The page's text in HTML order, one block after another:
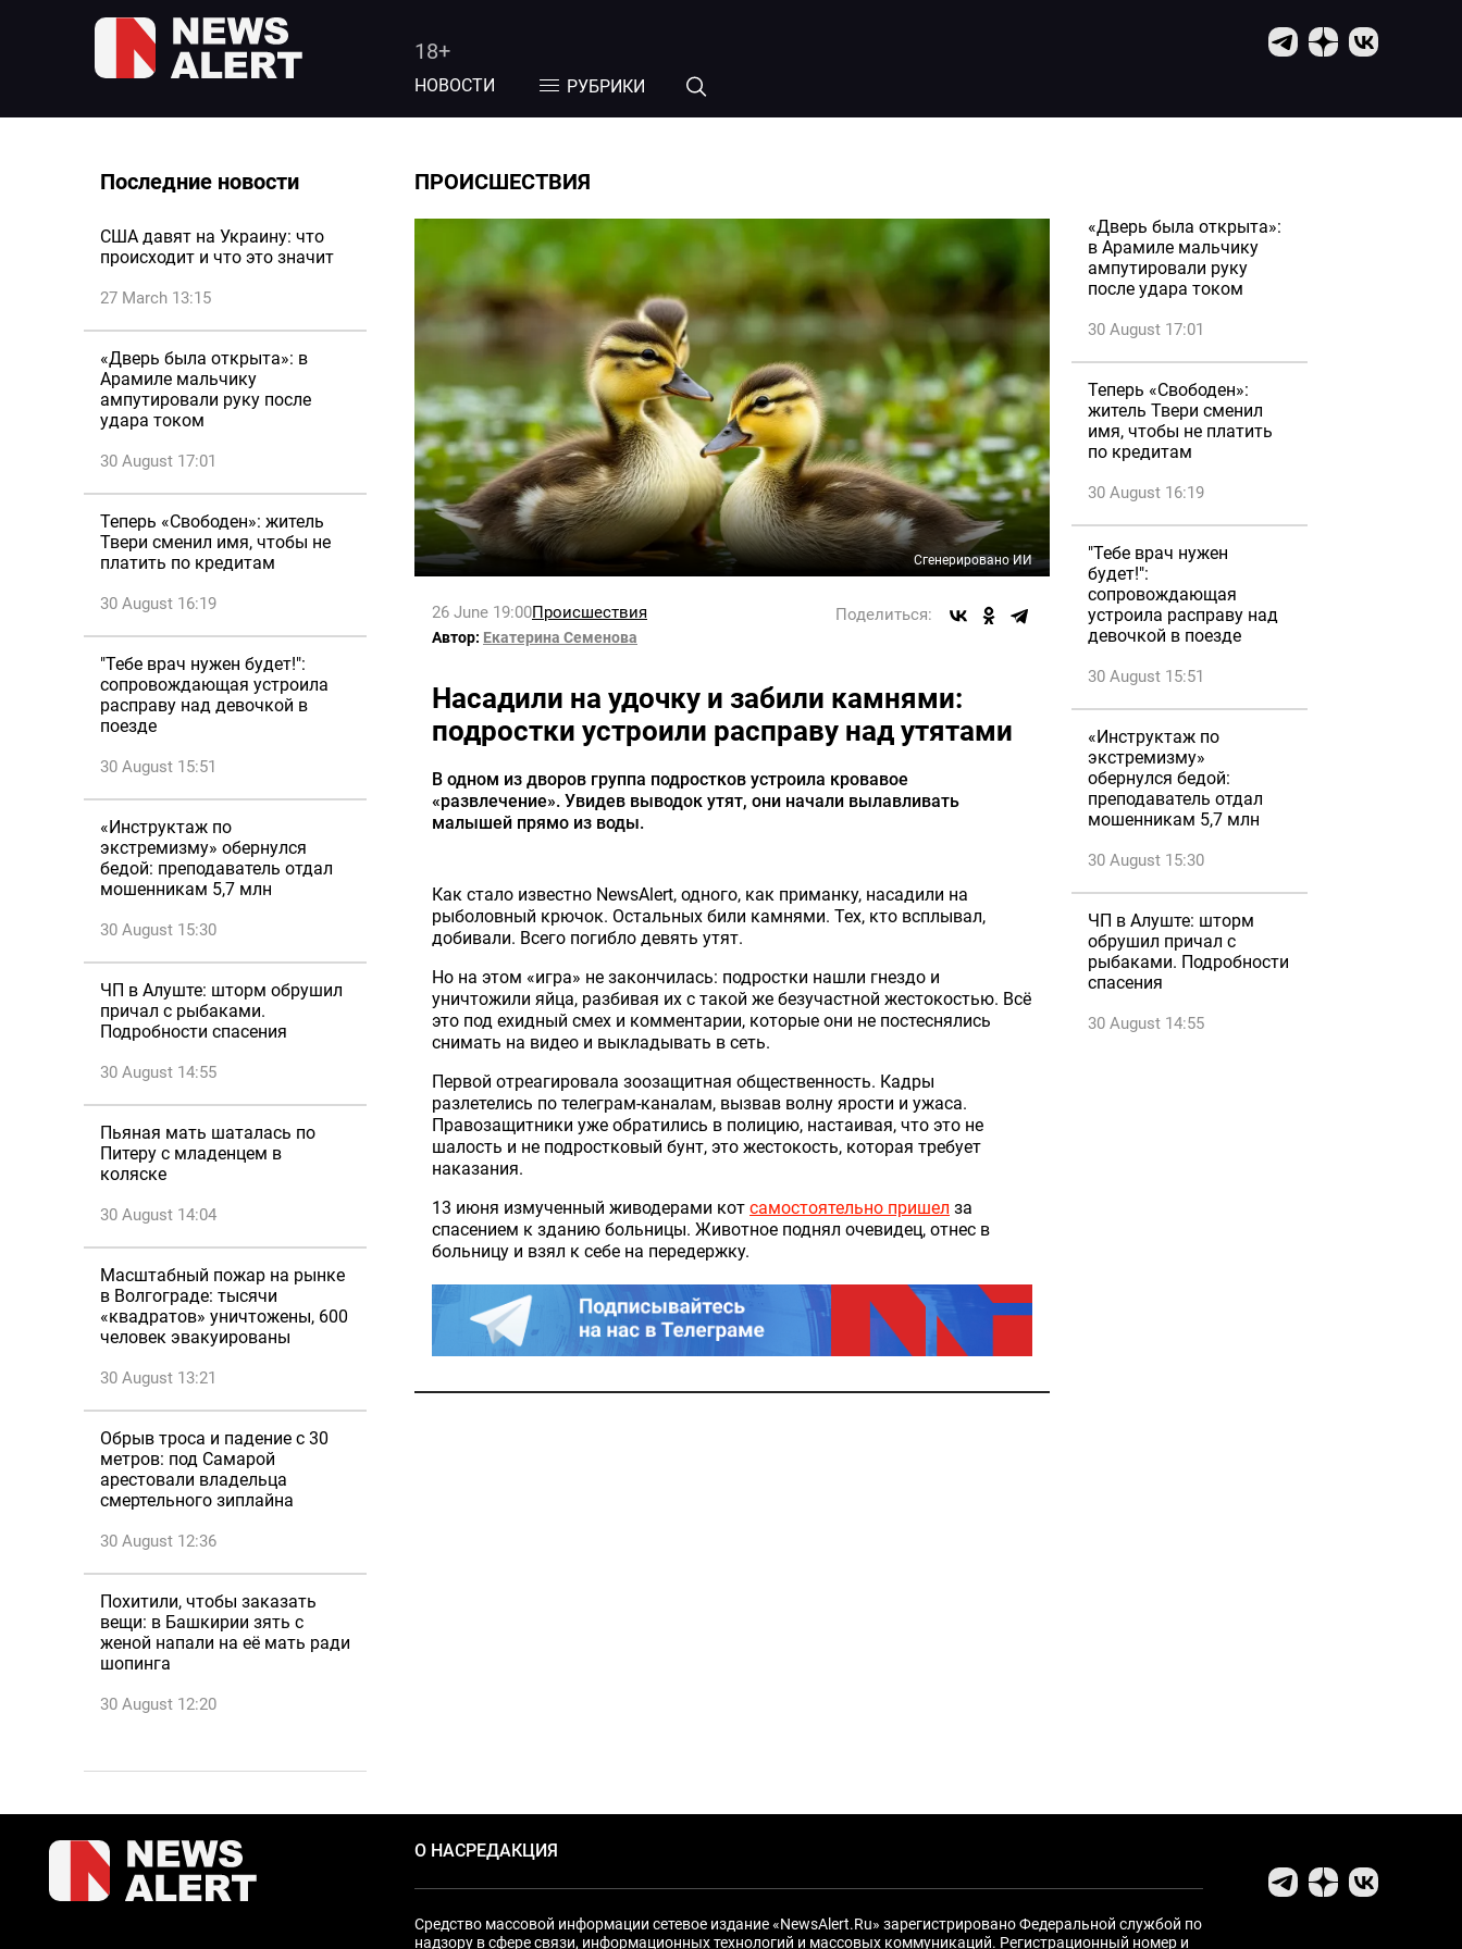
18+
НОВОСТИ РУБРИКИ
Последние новости
США давят на Украину: что
происходит и что это значит
27 March 13:15
«Дверь была открыта»: в
Арамиле мальчику
ампутировали руку после
удара током
30 August 17:01
Теперь «Свободен»: житель
Твери сменил имя, чтобы не
платить по кредитам
30 August 16:19
"Тебе врач нужен будет!":
сопровождающая устроила
расправу над девочкой в
поезде
30 August 15:51
«Инструктаж по
экстремизму» обернулся
бедой: преподаватель отдал
мошенникам 5,7 млн
30 August 15:30
ЧП в Алуште: шторм обрушил
причал с рыбаками.
Подробности спасения
30 August 14:55
Пьяная мать шаталась по
Питеру с младенцем в
коляске
30 August 14:04
Масштабный пожар на рынке
в Волгограде: тысячи
«квадратов» уничтожены, 600
человек эвакуированы
30 August 13:21
Обрыв троса и падение с 30
метров: под Самарой
арестовали владельца
смертельного зиплайна
30 August 12:36
Похитили, чтобы заказать
вещи: в Башкирии зять с
женой напали на её мать ради
шопинга
30 August 12:20
ПРОИСШЕСТВИЯ
Сгенерировано ИИ
26 June 19:00Происшествия Поделиться:
Автор: Екатерина Семенова
Насадили на удочку и забили камнями:
подростки устроили расправу над утятами
В одном из дворов группа подростков устроила кровавое
«развлечение». Увидев выводок утят, они начали вылавливать
малышей прямо из воды.
Как стало известно NewsAlert, одного, как приманку, насадили на
рыболовный крючок. Остальных били камнями. Тех, кто всплывал,
добивали. Всего погибло девять утят.
Но на этом «игра» не закончилась: подростки нашли гнездо и
уничтожили яйца, разбивая их с такой же безучастной жестокостью. Всё
это под ехидный смех и комментарии, которые они не постеснялись
снимать на видео и выкладывать в сеть.
Первой отреагировала зоозащитная общественность. Кадры
разлетелись по телеграм-каналам, вызвав волну ярости и ужаса.
Правозащитники уже обратились в полицию, настаивая, что это не
шалость и не подростковый бунт, это жестокость, которая требует
наказания.
13 июня измученный живодерами кот самостоятельно пришел за
спасением к зданию больницы. Животное поднял очевидец, отнес в
больницу и взял к себе на передержку.
«Дверь была открыта»:
в Арамиле мальчику
ампутировали руку
после удара током
30 August 17:01
Теперь «Свободен»:
житель Твери сменил
имя, чтобы не платить
по кредитам
30 August 16:19
"Тебе врач нужен
будет!":
сопровождающая
устроила расправу над
девочкой в поезде
30 August 15:51
«Инструктаж по
экстремизму»
обернулся бедой:
преподаватель отдал
мошенникам 5,7 млн
30 August 15:30
ЧП в Алуште: шторм
обрушил причал с
рыбаками. Подробности
спасения
30 August 14:55
О НАСРЕДАКЦИЯ
Средство массовой информации сетевое издание «NewsAlert.Ru» зарегистрировано Федеральной службой по
надзору в сфере связи, информационных технологий и массовых коммуникаций. Регистрационный номер и